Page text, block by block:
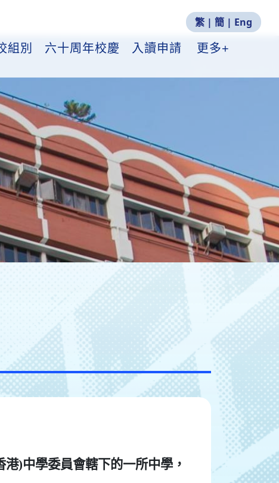
繁 | 簡 | Eng
組別 六十周年校慶 入讀申請 更多+
)中學委員會轄下的一所中學，